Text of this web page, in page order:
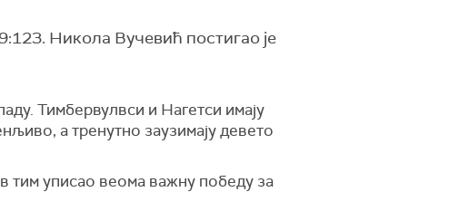
Никола Вучевић постигао је
Тимбервулвси и Нагетси имају
а тренутно заузимају девето
тим уписао веома важну победу за